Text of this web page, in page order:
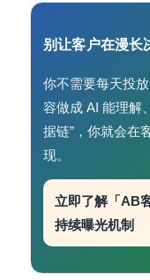
别让客户在漫长
你不需要每天投
容做成 AI 能理解
据链”，你就会在
现。
立即了解「AB
持续曝光机制